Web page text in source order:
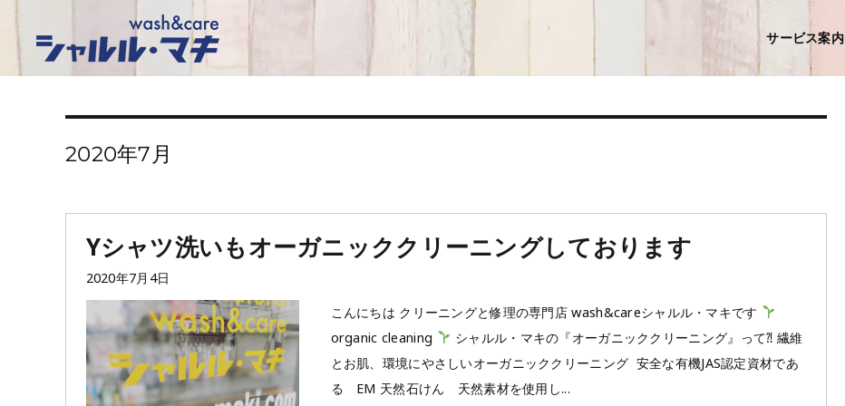
サービス案内
2020年7月
Yシャツ洗いもオーガニッククリーニングしております
投
稿
日:
2020年7月4日
こんにちは クリーニングと修理の専門店 wash&careシャルル・マキです
organic cleaning
シャルル・マキの『オーガニッククリーニング』って⁈ 繊維
とお肌、環境にやさしいオーガニッククリーニング 安全な有機JAS認定資材であ
る EM 天然石けん 天然素材を使用し...